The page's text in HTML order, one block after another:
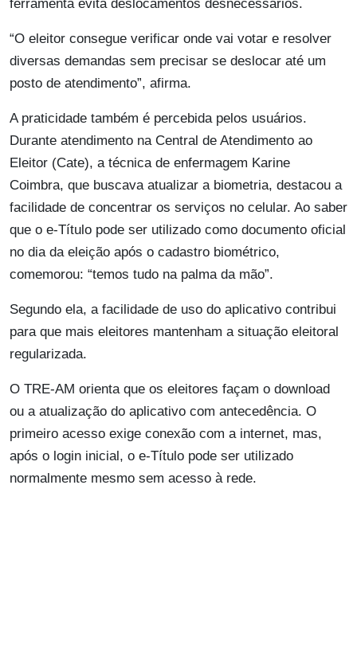
ferramenta evita deslocamentos desnecessários.
“O eleitor consegue verificar onde vai votar e resolver
diversas demandas sem precisar se deslocar até um
posto de atendimento”, afirma.
A praticidade também é percebida pelos usuários.
Durante atendimento na Central de Atendimento ao
Eleitor (Cate), a técnica de enfermagem Karine
Coimbra, que buscava atualizar a biometria, destacou a
facilidade de concentrar os serviços no celular. Ao saber
que o e-Título pode ser utilizado como documento oficial
no dia da eleição após o cadastro biométrico,
comemorou: “temos tudo na palma da mão”.
Segundo ela, a facilidade de uso do aplicativo contribui
para que mais eleitores mantenham a situação eleitoral
regularizada.
O TRE-AM orienta que os eleitores façam o download
ou a atualização do aplicativo com antecedência. O
primeiro acesso exige conexão com a internet, mas,
após o login inicial, o e-Título pode ser utilizado
normalmente mesmo sem acesso à rede.